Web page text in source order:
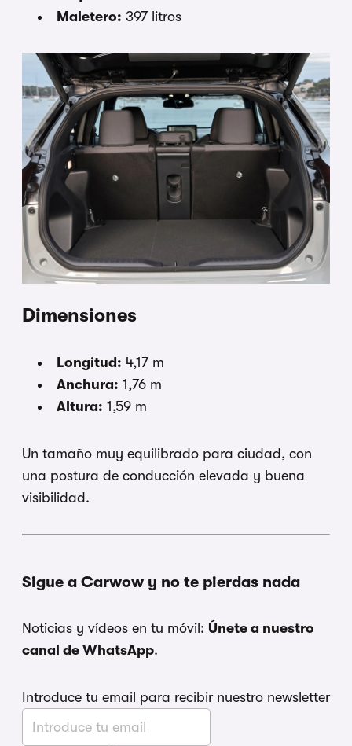
Maletero: 397 litros
Dimensiones
Longitud: 4,17 m
Anchura: 1,76 m
Altura: 1,59 m
Un tamaño muy equilibrado para ciudad, con
una postura de conducción elevada y buena
visibilidad.
Sigue a Carwow y no te pierdas nada
Noticias y vídeos en tu móvil: Únete a nuestro
canal de WhatsApp.
Introduce tu email para recibir nuestro newsletter